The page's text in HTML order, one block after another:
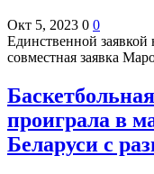
Окт 5, 2023 0 0
Единственной
совместная заявка
проиграла в
Беларуси с